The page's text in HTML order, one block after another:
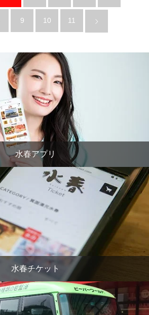
9 10 11
水春アプリ
水春チケット